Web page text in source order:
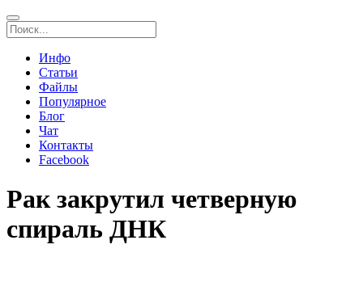
Инфо
Статьи
Файлы
Популярное
Блог
Чат
Контакты
Facebook
Рак закрутил четверную
спираль ДНК